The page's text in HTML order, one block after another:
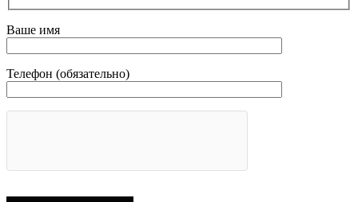
Ваше имя
Телефон (обязательно)